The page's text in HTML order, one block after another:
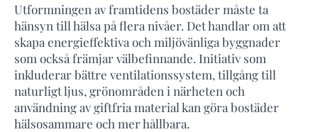
Utformningen av framtidens bostäder måste ta
hänsyn till hälsa på flera nivåer. Det handlar om att
skapa energieffektiva och miljövänliga byggnader
som också främjar välbefinnande. Initiativ som
inkluderar bättre ventilationssystem, tillgång till
naturligt ljus, grönområden i närheten och
användning av giftfria material kan göra bostäder
hälsosammare och mer hållbara.